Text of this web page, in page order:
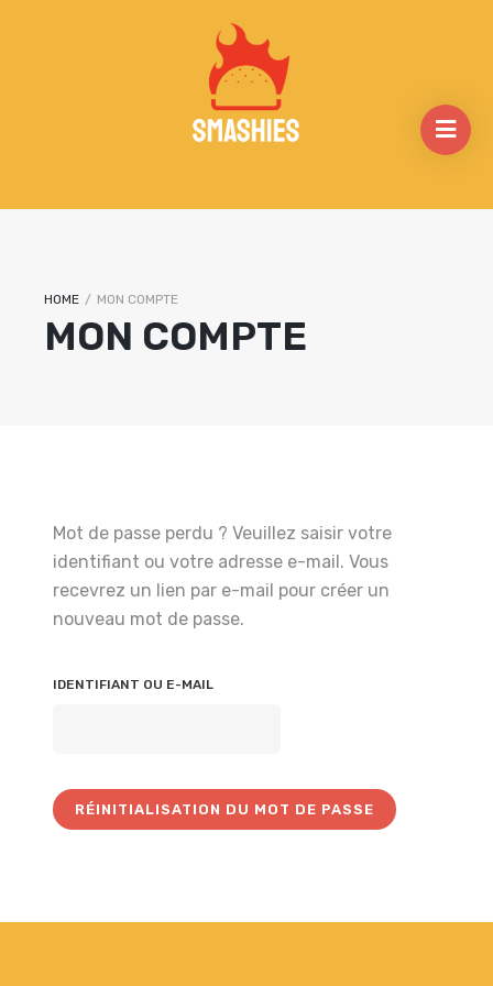
HOME / MON COMPTE
MON COMPTE
Mot de passe perdu ? Veuillez saisir votre
identifiant ou votre adresse e-mail. Vous
recevrez un lien par e-mail pour créer un
nouveau mot de passe.
IDENTIFIANT OU E-MAIL
RÉINITIALISATION DU MOT DE PASSE